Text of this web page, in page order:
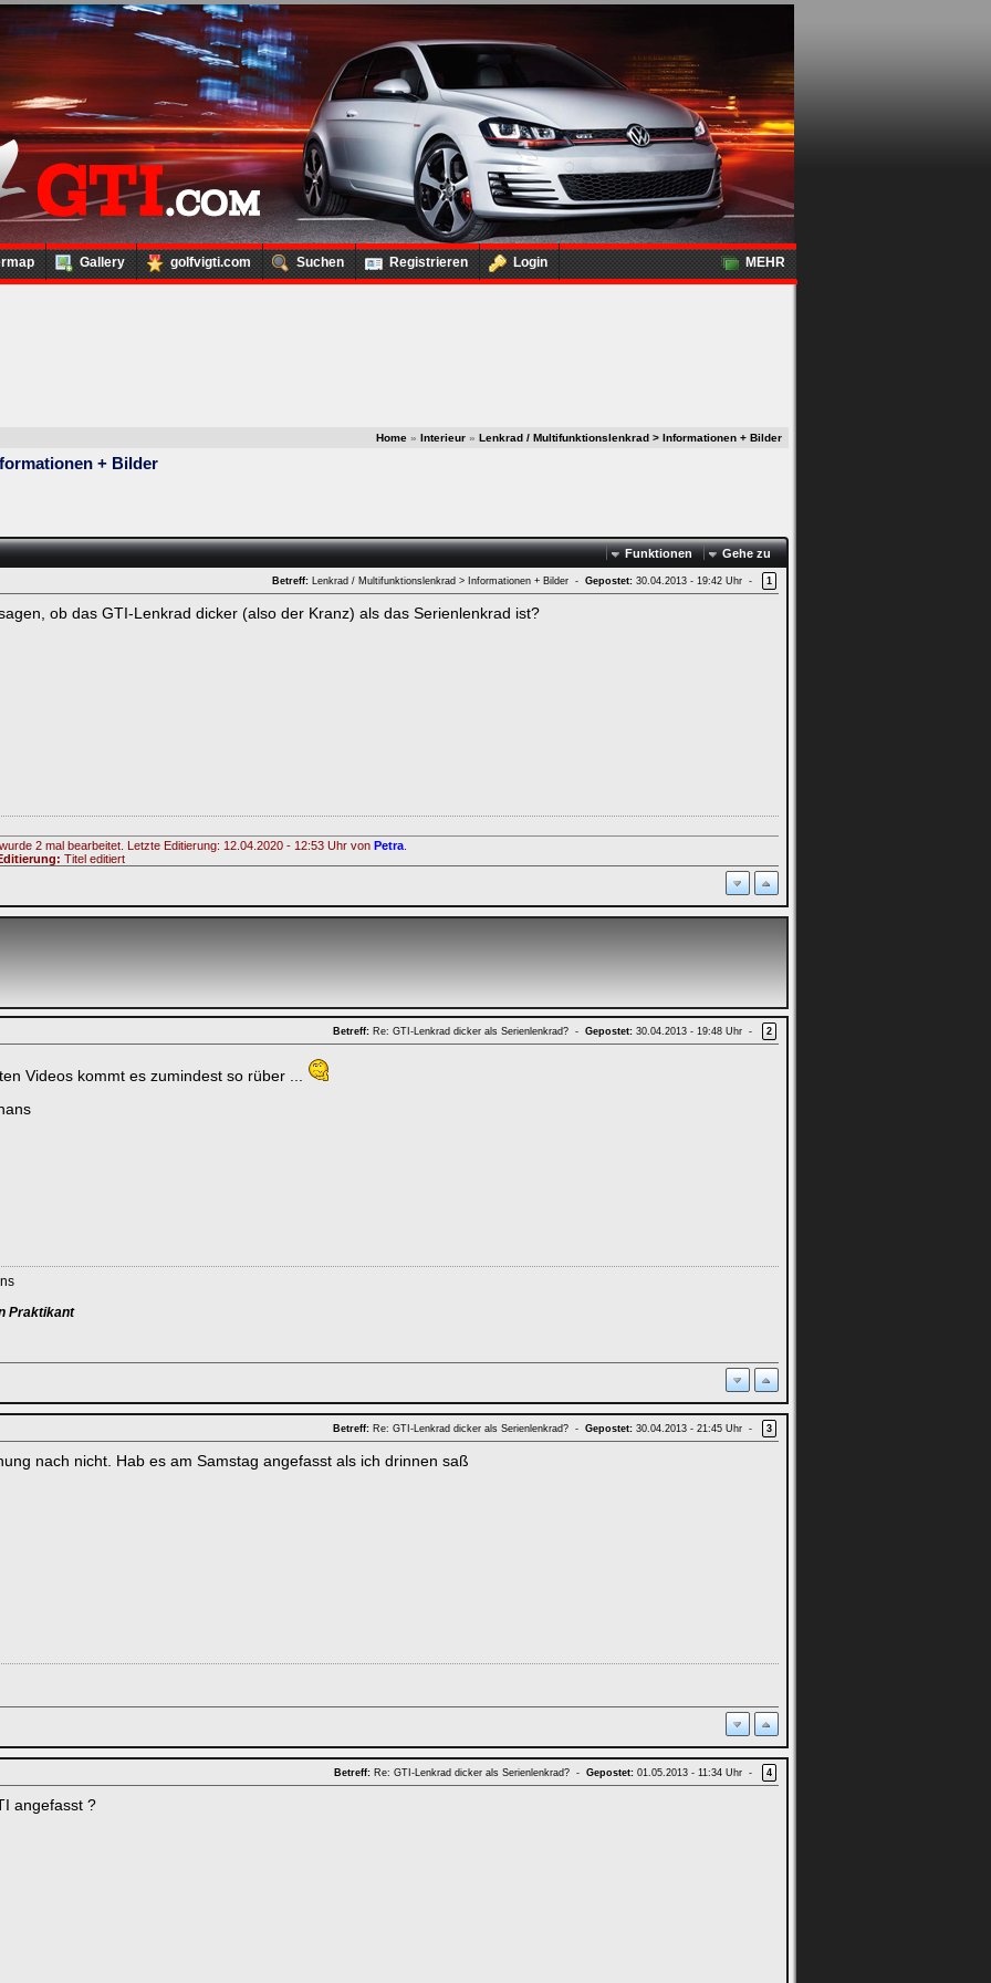
Gallery golfvigti.com Suchen Registrieren Login MEHR
Home » Interieur » Lenkrad / Multifunktionslenkrad > Informationen + Bilder
+ Bilder
Gehe zu
Funktionen
Betreff: Lenkrad / Multifunktionslenkrad > Informationen + Bilder - Gepostet: 30.04.2013 - 19:42 Uhr - 1
ob das GTI-Lenkrad dicker (also der Kranz) als das Serienlenkrad ist?
2 mal bearbeitet. Letzte Editierung: 12.04.2020 - 12:53 Uhr von Petra
Titel editiert
Betreff: Re: GTI-Lenkrad dicker als Serienlenkrad? - Gepostet: 30.04.2013 - 19:48 Uhr - 2
Videos kommt es zumindest so rüber ...
Praktikant
Betreff: Re: GTI-Lenkrad dicker als Serienlenkrad? - Gepostet: 30.04.2013 - 21:45 Uhr - 3
nach nicht. Hab es am Samstag angefasst als ich drinnen saß
Betreff: Re: GTI-Lenkrad dicker als Serienlenkrad? - Gepostet: 01.05.2013 - 11:34 Uhr - 4
angefasst ?